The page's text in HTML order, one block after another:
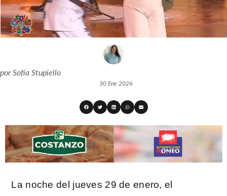
porSofía Stupiello
30 Ene 2026
La noche del jueves 29 de enero, el